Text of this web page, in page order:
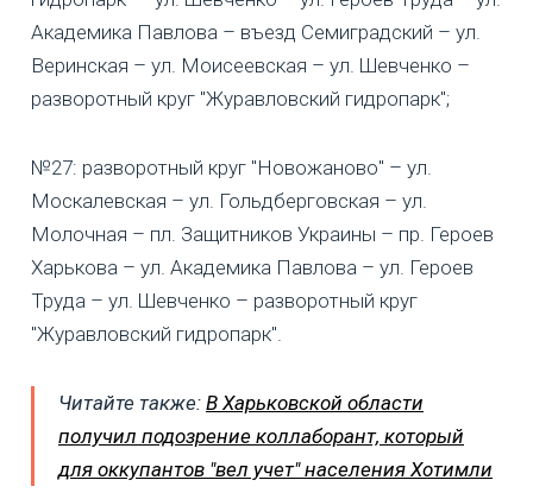
Академика Павлова – въезд Семиградский – ул.
Веринская – ул. Моисеевская – ул. Шевченко –
разворотный круг "Журавловский гидропарк";
№27: разворотный круг "Новожаново" – ул.
Москалевская – ул. Гольдберговская – ул.
Молочная – пл. Защитников Украины – пр. Героев
Харькова – ул. Академика Павлова – ул. Героев
Труда – ул. Шевченко – разворотный круг
"Журавловский гидропарк".
Читайте также: В Харьковской области
получил подозрение коллаборант, который
для оккупантов "вел учет" населения Хотимли